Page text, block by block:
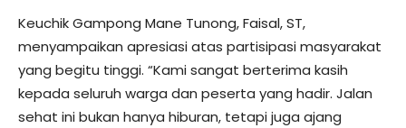
Keuchik Gampong Mane Tunong, Faisal, ST,
menyampaikan apresiasi atas partisipasi masyarakat
yang begitu tinggi. “Kami sangat berterima kasih
kepada seluruh warga dan peserta yang hadir. Jalan
sehat ini bukan hanya hiburan, tetapi juga ajang